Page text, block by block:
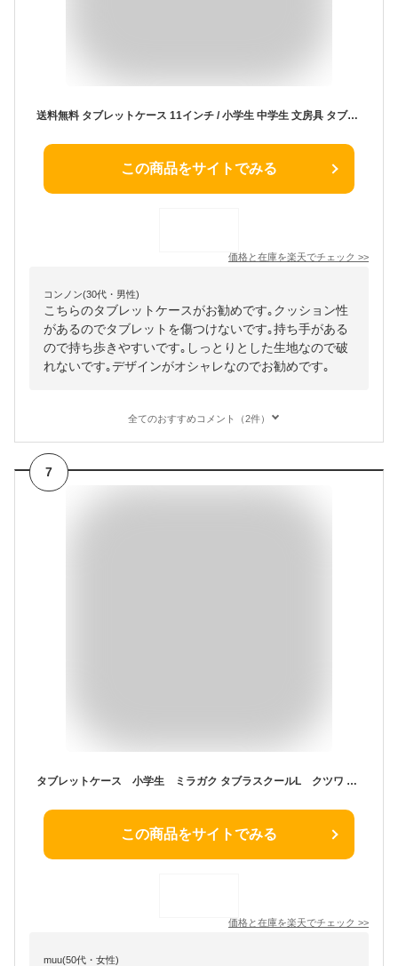
送料無料 タブレットケース 11インチ / 小学生 中学生 文房具 タブレット キッズ 学用品 ランドセル対応 クッション シンプル ポケット 軽量 通学 オフィス 通勤 収納 保護 インナーケース パソコンケース PCケース モバイルケース 小物収納 汎用 衝撃吸収 ケース カバー
この商品をサイトでみる
価格と在庫を楽天でチェック >>
コンノン(30代・男性)
こちらのタブレットケースがお勧めです｡クッション性
があるのでタブレットを傷つけないです｡持ち手がある
ので持ち歩きやすいです｡しっとりとした生地なので破
れないです｡デザインがオシャレなのでお勧めです｡
全てのおすすめコメント（2件）
7
タブレットケース 小学生 ミラガク タブラスクールL クツワ 強はっ水生地 シンプル 学校 ランドセル 学用品 PCケース こども
この商品をサイトでみる
価格と在庫を楽天でチェック >>
muu(50代・女性)